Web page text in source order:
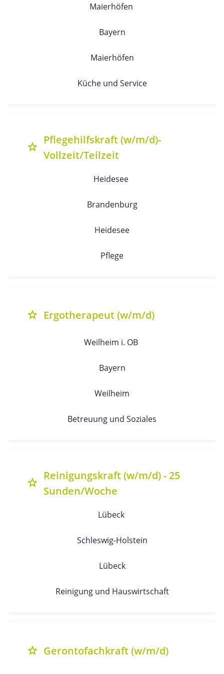
Maierhöfen
Bayern
Maierhöfen
Küche und Service
grade
Pflegehilfskraft (w/m/d)-
Vollzeit/Teilzeit
Heidesee
Brandenburg
Heidesee
Pflege
grade Ergotherapeut (w/m/d)
Weilheim i. OB
Bayern
Weilheim
Betreuung und Soziales
grade
Reinigungskraft (w/m/d) - 25
Sunden/Woche
Lübeck
Schleswig-Holstein
Lübeck
Reinigung und Hauswirtschaft
grade Gerontofachkraft (w/m/d)